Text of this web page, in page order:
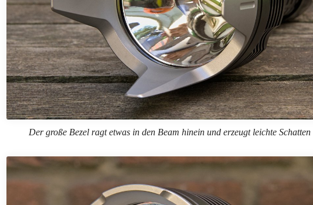
Der große Bezel ragt etwas in den Beam hinein und erzeugt leichte Schatten